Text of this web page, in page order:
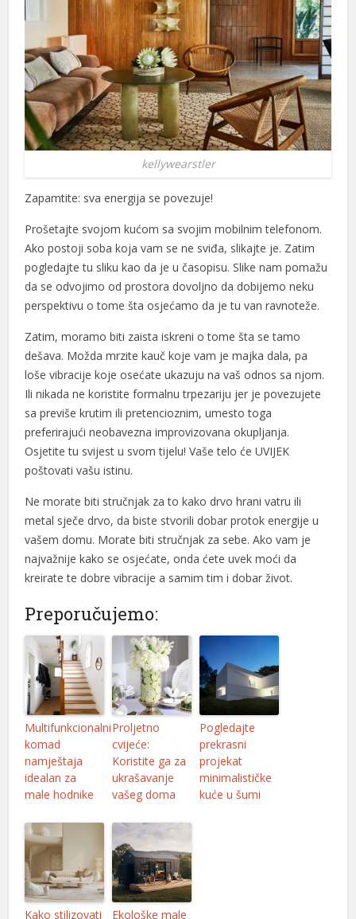
kellywearstler
Zapamtite: sva energija se povezuje!
Prošetajte svojom kućom sa svojim mobilnim telefonom.
Ako postoji soba koja vam se ne sviđa, slikajte je. Zatim
pogledajte tu sliku kao da je u časopisu. Slike nam pomažu
da se odvojimo od prostora dovoljno da dobijemo neku
perspektivu o tome šta osjećamo da je tu van ravnoteže.
Zatim, moramo biti zaista iskreni o tome šta se tamo
dešava. Možda mrzite kauč koje vam je majka dala, pa
loše vibracije koje osećate ukazuju na vaš odnos sa njom.
Ili nikada ne koristite formalnu trpezariju jer je povezujete
sa previše krutim ili pretencioznim, umesto toga
preferirajući neobavezna improvizovana okupljanja.
Osjetite tu svijest u svom tijelu! Vaše telo će UVIJEK
poštovati vašu istinu.
Ne morate biti stručnjak za to kako drvo hrani vatru ili
metal sječe drvo, da biste stvorili dobar protok energije u
vašem domu. Morate biti stručnjak za sebe. Ako vam je
najvažnije kako se osjećate, onda ćete uvek moći da
kreirate te dobre vibracije a samim tim i dobar život.
Preporučujemo:
Multifunkcionalni
komad
namještaja
idealan za
male hodnike
Proljetno
cvijeće:
Koristite ga za
ukrašavanje
vašeg doma
Pogledajte
prekrasni
projekat
minimalističke
kuće u šumi
Kako stilizovati Ekološke male